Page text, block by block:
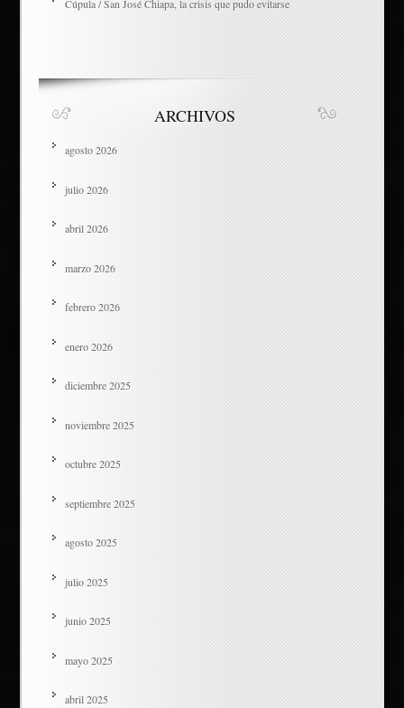
Cúpula / San José Chiapa, la crisis que pudo evitarse
ARCHIVOS
agosto 2026
julio 2026
abril 2026
marzo 2026
febrero 2026
enero 2026
diciembre 2025
noviembre 2025
octubre 2025
septiembre 2025
agosto 2025
julio 2025
junio 2025
mayo 2025
abril 2025